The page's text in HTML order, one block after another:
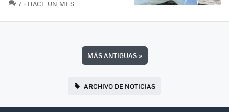
7COMENTARIOS
HACE UN MES
MÁS ANTIGUAS»
ARCHIVO DE NOTICIAS